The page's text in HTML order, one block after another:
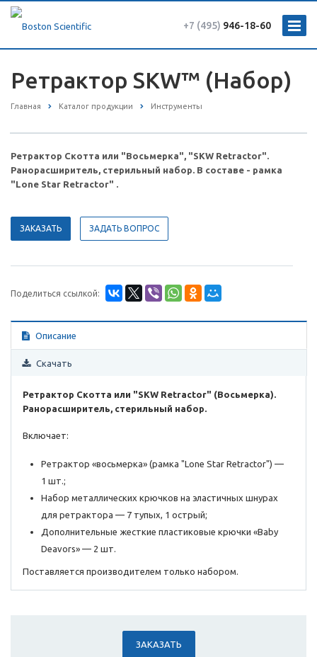
+7 (495) 946-18-60
Ретрактор SKW™ (Набор)
Главная Каталог продукции Инструменты
Ретрактор Скотта или "Восьмерка", "SKW Retractor".
Ранорасширитель, стерильный набор. В составе - рамка
"Lone Star Retractor" .
ЗАКАЗАТЬ ЗАДАТЬ ВОПРОС
Поделиться ссылкой:
Описание
Скачать
Ретрактор Скотта или "SKW Retractor" (Восьмерка).
Ранорасширитель, стерильный набор.
Включает:
Ретрактор «восьмерка» (рамка "Lone Star Retractor") —
1 шт.;
Набор металлических крючков на эластичных шнурах
для ретрактора — 7 тупых, 1 острый;
Дополнительные жесткие пластиковые крючки «Baby
Deavors» — 2 шт.
Поставляется производителем только набором.
ЗАКАЗАТЬ